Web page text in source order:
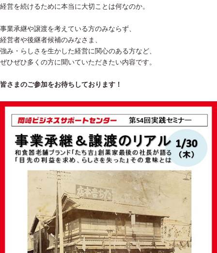
経営を続けるために本当に大切ことは何なのか。
事業承継や譲渡を考えている方のみならず、
経営者や後継者候補のみなさま、
強み・らしさを生かした経営に関心のある方など、
ぜひぜひ多くの方に聞いていただきたい内容です。
皆さまのご参加をお待ちしております！